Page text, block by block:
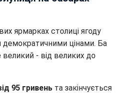
ярмарках столиці ягоду
демократичними цінами. Ба
великий - від великих до
95 гривень та закінчується